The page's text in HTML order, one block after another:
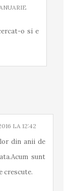
o si e
LA 12:42
din anii de
sunt
crescute.